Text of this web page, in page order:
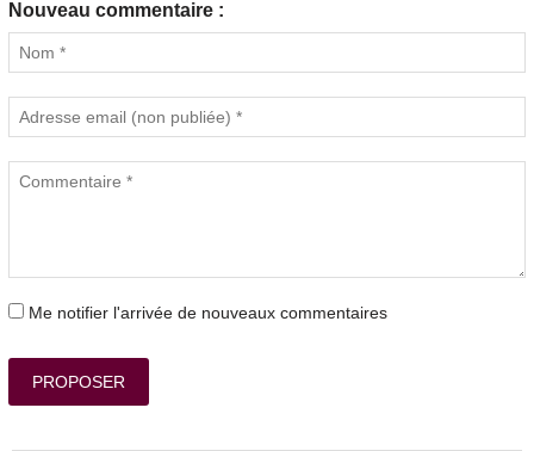
Nouveau commentaire :
Me notifier l'arrivée de nouveaux commentaires
PROPOSER